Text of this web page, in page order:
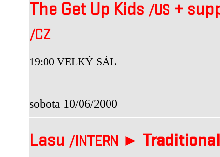
The Get Up Kids /US +
/CZ
19:00 VELKÝ SÁL
sobota 10/06/2000
Lasu /INTERN ►